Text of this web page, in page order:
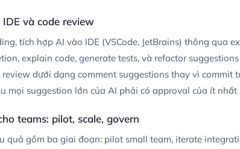
và code review
tích hợp AI vào IDE (VSCode, JetBrains) thông qua
explain code, generate tests, và refactor
dưới dạng comment suggestions thay vì commit
mọi suggestion lớn của AI phải có approval của ít
teams: pilot, scale, govern
quả gồm ba giai đoạn: pilot small team, iterate